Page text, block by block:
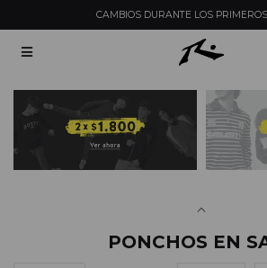
CAMBIOS DURANTE LOS

PONCHOS EN